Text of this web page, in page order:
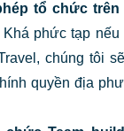
tổ chức trên
Khá phức tạp
chúng tôi
quyền địa